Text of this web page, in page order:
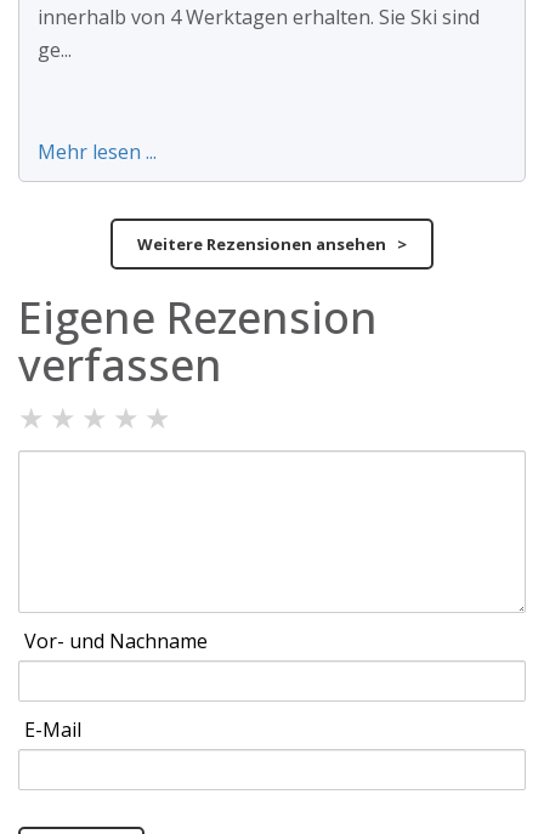
innerhalb von 4 Werktagen erhalten. Sie Ski sind
ge...
Mehr lesen ...
Weitere Rezensionen ansehen >
Eigene Rezension
verfassen
★ ★ ★ ★ ★
Vor- und Nachname
E-Mail